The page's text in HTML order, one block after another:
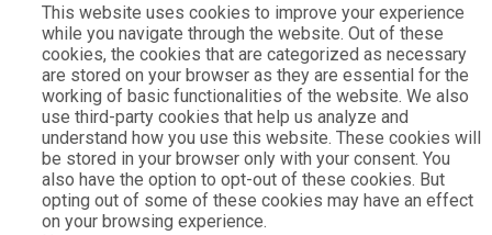
This website uses cookies to improve your experience
while you navigate through the website. Out of these
cookies, the cookies that are categorized as necessary
are stored on your browser as they are essential for the
working of basic functionalities of the website. We also
use third-party cookies that help us analyze and
understand how you use this website. These cookies will
be stored in your browser only with your consent. You
also have the option to opt-out of these cookies. But
opting out of some of these cookies may have an effect
on your browsing experience.